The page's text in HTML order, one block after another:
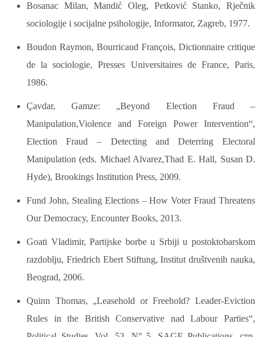
Bosanac Milan, Mandić Oleg, Petković Stanko, Rječnik
sociologije i socijalne psihologije, Informator, Zagreb, 1977.
Boudon Raymon, Bourricaud François, Dictionnaire critique
de la sociologie, Presses Universitaires de France, Paris,
1986.
Çavdar, Gamze: „Beyond Election Fraud ‒
Manipulation,Violence and Foreign Power Intervention“,
Election Fraud ‒ Detecting and Deterring Electoral
Manipulation (eds. Michael Alvarez,Thad E. Hall, Susan D.
Hyde), Brookings Institution Press, 2009.
Fund John, Stealing Elections ‒ How Voter Fraud Threatens
Our Democracy, Encounter Books, 2013.
Goati Vladimir, Partijske borbe u Srbiji u postoktobarskom
razdoblju, Friedrich Ebert Stiftung, Institut društvenih nauka,
Beograd, 2006.
Quinn Thomas, „Leasehold or Freehold? Leader-Eviction
Rules in the British Conservative nad Labour Parties“,